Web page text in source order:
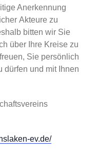
Anerkennung
Akteure zu
bitten wir Sie
über Ihre Kreise zu
Sie persönlich
dürfen und mit Ihnen
ev.de/